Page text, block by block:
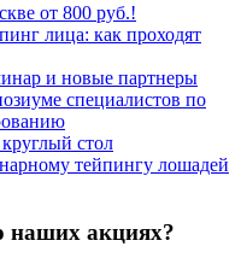
от 800 руб.!
лица: как проходят
и новые партнеры
специалистов по
стол
тейпингу лошадей
наших акциях?